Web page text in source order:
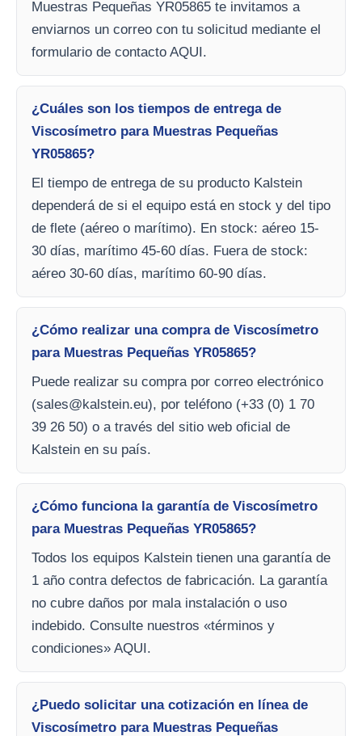
Muestras Pequeñas YR05865 te invitamos a
enviarnos un correo con tu solicitud mediante el
formulario de contacto AQUI.
¿Cuáles son los tiempos de entrega de
Viscosímetro para Muestras Pequeñas
YR05865?
El tiempo de entrega de su producto Kalstein
dependerá de si el equipo está en stock y del tipo
de flete (aéreo o marítimo). En stock: aéreo 15-
30 días, marítimo 45-60 días. Fuera de stock:
aéreo 30-60 días, marítimo 60-90 días.
¿Cómo realizar una compra de Viscosímetro
para Muestras Pequeñas YR05865?
Puede realizar su compra por correo electrónico
(sales@kalstein.eu), por teléfono (+33 (0) 1 70
39 26 50) o a través del sitio web oficial de
Kalstein en su país.
¿Cómo funciona la garantía de Viscosímetro
para Muestras Pequeñas YR05865?
Todos los equipos Kalstein tienen una garantía de
1 año contra defectos de fabricación. La garantía
no cubre daños por mala instalación o uso
indebido. Consulte nuestros «términos y
condiciones» AQUI.
¿Puedo solicitar una cotización en línea de
Viscosímetro para Muestras Pequeñas